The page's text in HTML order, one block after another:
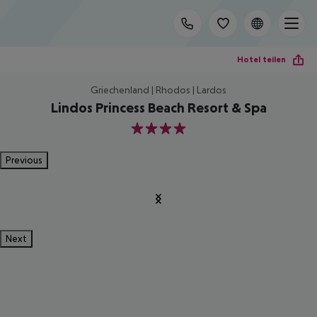
Hotel teilen
Griechenland | Rhodos | Lardos
Lindos Princess Beach Resort & Spa
4
Previous
Next